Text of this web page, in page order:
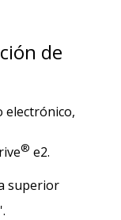
de
electrónico,
® e2.
superior